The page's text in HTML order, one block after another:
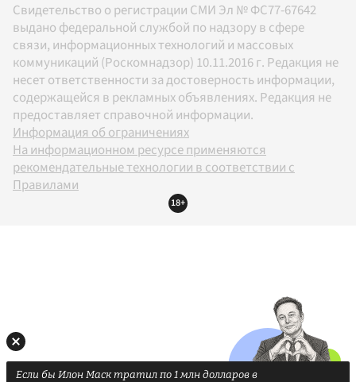
Свидетельство о регистрации СМИ Эл № ФС77-67642
выдано федеральной службой по надзору в сфере
связи, информационных технологий и массовых
коммуникаций (Роскомнадзор) 10.11.2016 г. Редакция не
несет ответственности за достоверность информации,
содержащейся в рекламных объявлениях. Редакция не
предоставляет справочной информации.
Информация об ограничениях
На информационном ресурсе применяются
рекомендательные технологии в соответствии с
Правилами
18+
Если бы Илон Маск тратил по 1 млн долларов в